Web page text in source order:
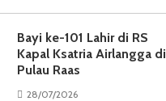
Bayi ke-101 Lahir di RS
Kapal Ksatria Airlangga di
Pulau Raas
28/07/2026